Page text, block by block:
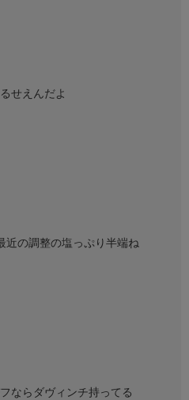
せえんだよ
近の調整の塩っぷり半端ね
ならダヴィンチ持ってる